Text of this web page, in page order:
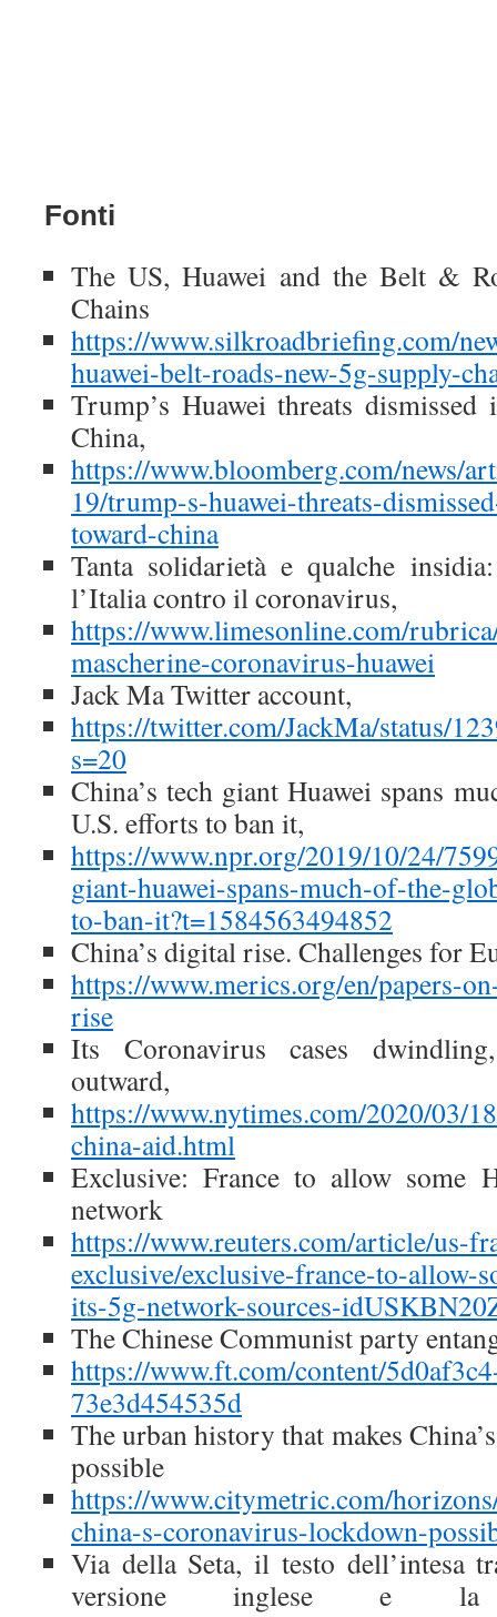
Fonti
The US, Huawei and the Belt &
Chains
https://www.silkroadbriefing.com/
huawei-belt-roads-new-5g-supply-
Trump’s Huawei threats
China,
https://www.bloomberg.com/news/
19/trump-s-huawei-threats-
toward-china
Tanta solidarietà e qualche
l’Italia contro il coronavirus,
https://www.limesonline.com/
mascherine-coronavirus-huawei
Jack Ma Twitter account,
https://twitter.com/JackMa/status/
s=20
China’s tech giant Huawei spans
U.S. efforts to ban it,
https://www.npr.org/2019/10/24/
giant-huawei-spans-much-of-the-
to-ban-it?t=1584563494852
China’s digital rise. Challenges for
https://www.merics.org/en/papers-
rise
Its Coronavirus cases
outward,
https://www.nytimes.com/2020/03/
china-aid.html
Exclusive: France to allow some
network
https://www.reuters.com/article/us-
exclusive/exclusive-france-to-allow-
its-5g-network-sources-
The Chinese Communist party
https://www.ft.com/content/
73e3d454535d
The urban history that makes
possible
https://www.citymetric.com/
china-s-coronavirus-lockdown-
Via della Seta, il testo dell’intesa
versione inglese e la